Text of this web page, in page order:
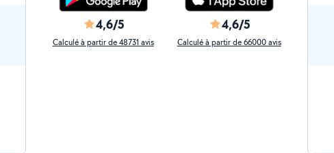
4,6/5
Calculé à partir de 48731 avis
4,6/5
Calculé à partir de 66000 avis